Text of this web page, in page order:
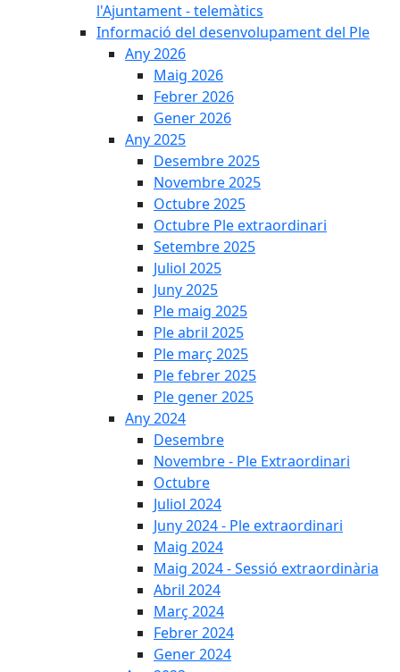
l'Ajuntament - telemàtics
Informació del desenvolupament del Ple
Any 2026
Maig 2026
Febrer 2026
Gener 2026
Any 2025
Desembre 2025
Novembre 2025
Octubre 2025
Octubre Ple extraordinari
Setembre 2025
Juliol 2025
Juny 2025
Ple maig 2025
Ple abril 2025
Ple març 2025
Ple febrer 2025
Ple gener 2025
Any 2024
Desembre
Novembre - Ple Extraordinari
Octubre
Juliol 2024
Juny 2024 - Ple extraordinari
Maig 2024
Maig 2024 - Sessió extraordinària
Abril 2024
Març 2024
Febrer 2024
Gener 2024